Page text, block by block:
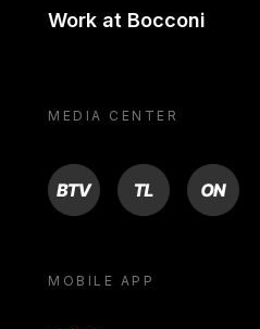
Work at Bocconi
MEDIA CENTER
BTV TL ON
MOBILE APP